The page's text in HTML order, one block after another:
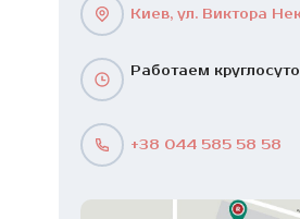
Киев, ул. Виктора
Работаем
+38 044 585 58 58